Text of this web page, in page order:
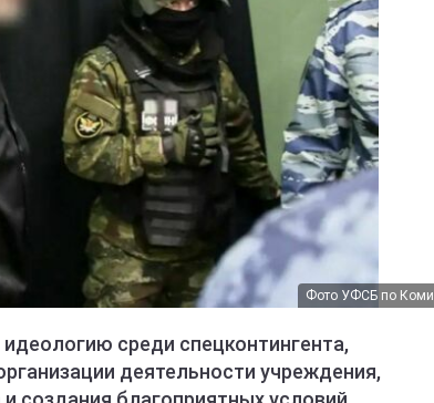
Фото УФСБ по Коми
среди спецконтингента,
деятельности учреждения,